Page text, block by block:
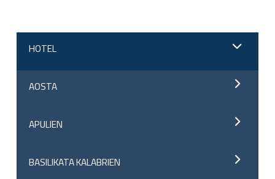
HOTEL
AOSTA
APULIEN
BASILIKATA KALABRIEN